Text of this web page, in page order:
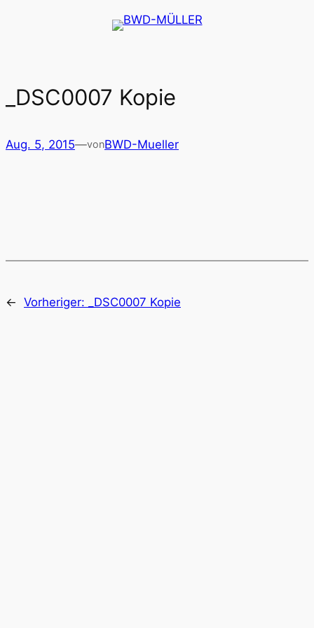
_DSC0007 Kopie
Aug. 5, 2015—vonBWD-Mueller
← Vorheriger: _DSC0007 Kopie